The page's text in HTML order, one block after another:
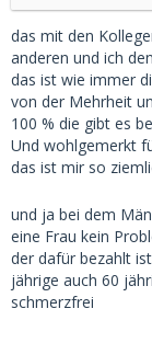
18-jährige SBs
und dich in
Ich habe davon
keine Probleme
SD zu finden
Wenn sie
noch.
Deinen Text mit
daher auch
das mit den
anderen und ich
das ist wie immer
von der Mehrheit
100 % die gibt es
Und wohlgemerkt
das ist mir so
und ja bei dem
eine Frau kein
der dafür bezahlt
jährige auch 60
schmerzfrei